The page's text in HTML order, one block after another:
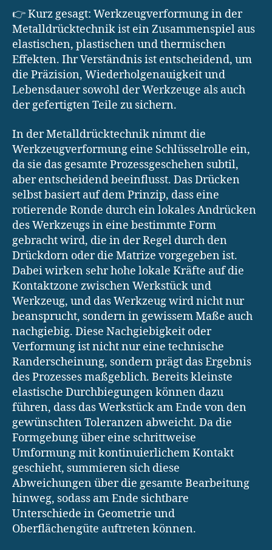
👉 Kurz gesagt: Werkzeugverformung in der
Metalldrücktechnik ist ein Zusammenspiel aus
elastischen, plastischen und thermischen
Effekten. Ihr Verständnis ist entscheidend, um
die Präzision, Wiederholgenauigkeit und
Lebensdauer sowohl der Werkzeuge als auch
der gefertigten Teile zu sichern.
In der Metalldrücktechnik nimmt die
Werkzeugverformung eine Schlüsselrolle ein,
da sie das gesamte Prozessgeschehen subtil,
aber entscheidend beeinflusst. Das Drücken
selbst basiert auf dem Prinzip, dass eine
rotierende Ronde durch ein lokales Andrücken
des Werkzeugs in eine bestimmte Form
gebracht wird, die in der Regel durch den
Drückdorn oder die Matrize vorgegeben ist.
Dabei wirken sehr hohe lokale Kräfte auf die
Kontaktzone zwischen Werkstück und
Werkzeug, und das Werkzeug wird nicht nur
beansprucht, sondern in gewissem Maße auch
nachgiebig. Diese Nachgiebigkeit oder
Verformung ist nicht nur eine technische
Randerscheinung, sondern prägt das Ergebnis
des Prozesses maßgeblich. Bereits kleinste
elastische Durchbiegungen können dazu
führen, dass das Werkstück am Ende von den
gewünschten Toleranzen abweicht. Da die
Formgebung über eine schrittweise
Umformung mit kontinuierlichem Kontakt
geschieht, summieren sich diese
Abweichungen über die gesamte Bearbeitung
hinweg, sodass am Ende sichtbare
Unterschiede in Geometrie und
Oberflächengüte auftreten können.